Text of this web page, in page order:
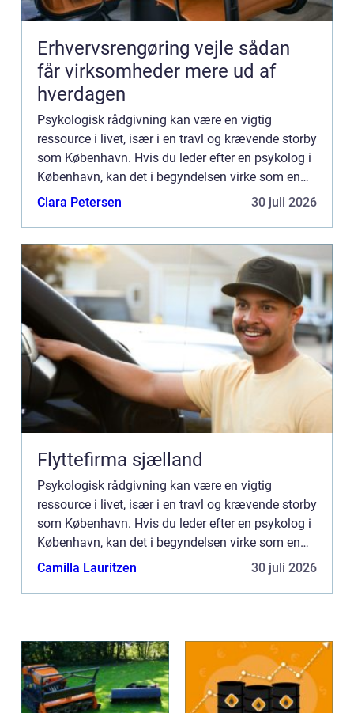
Erhvervsrengøring vejle sådan
får virksomheder mere ud af
hverdagen
Psykologisk rådgivning kan være en vigtig
ressource i livet, især i en travl og krævende storby
som København. Hvis du leder efter en psykolog i
København, kan det i begyndelsen virke som en
uoverskuelig opgave. ...
Clara Petersen 30 juli 2026
Flyttefirma sjælland
Psykologisk rådgivning kan være en vigtig
ressource i livet, især i en travl og krævende storby
som København. Hvis du leder efter en psykolog i
København, kan det i begyndelsen virke som en
uoverskuelig opgave. ...
Camilla Lauritzen 30 juli 2026